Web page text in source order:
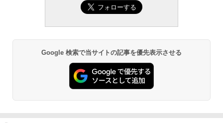
Google 検索で当サイトの記事を優先表示させる